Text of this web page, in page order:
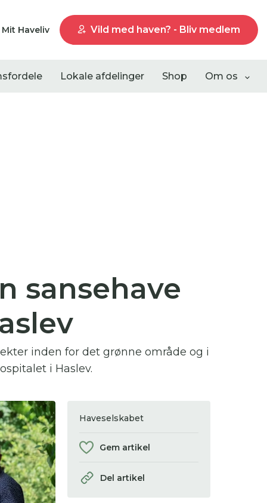
Mit Haveliv Vild med haven? - Bliv medlem
Lokale afdelinger Shop Om os
sansehave
inden for det grønne område og i
i Haslev.
Haveselskabet
Gem artikel
Del artikel